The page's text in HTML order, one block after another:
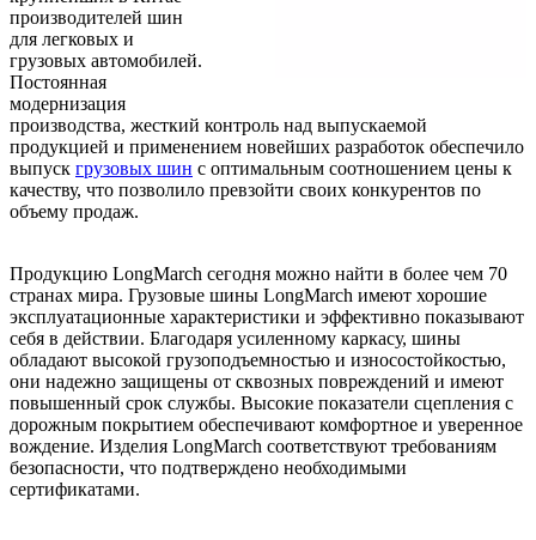
производителей шин
для легковых и
грузовых автомобилей.
Постоянная
модернизация
производства, жесткий контроль над выпускаемой
продукцией и применением новейших разработок обеспечило
выпуск грузовых шин с оптимальным соотношением цены к
качеству, что позволило превзойти своих конкурентов по
объему продаж.
Продукцию LongMarch сегодня можно найти в более чем 70
странах мира. Грузовые шины LongMarch имеют хорошие
эксплуатационные характеристики и эффективно показывают
себя в действии. Благодаря усиленному каркасу, шины
обладают высокой грузоподъемностью и износостойкостью,
они надежно защищены от сквозных повреждений и имеют
повышенный срок службы. Высокие показатели сцепления с
дорожным покрытием обеспечивают комфортное и уверенное
вождение. Изделия LongMarch соответствуют требованиям
безопасности, что подтверждено необходимыми
сертификатами.